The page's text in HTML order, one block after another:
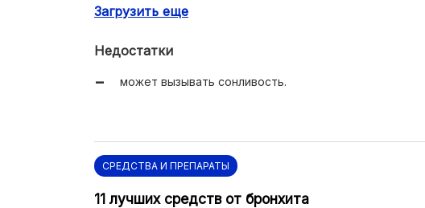
не содержит красителей, ароматизаторов;
Загрузить еще
Недостатки
может вызывать сонливость.
СРЕДСТВА И ПРЕПАРАТЫ
11 лучших средств от бронхита